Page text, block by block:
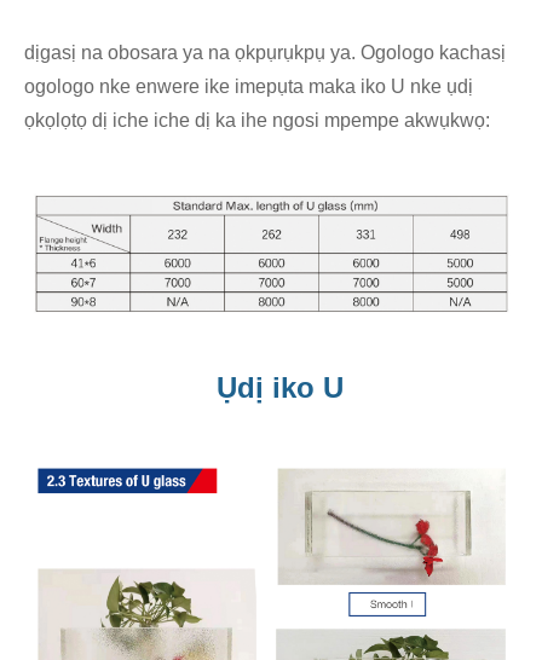
dịgasị na obosara ya na ọkpụrụkpụ ya. Ogologo kachasị
ogologo nke enwere ike imepụta maka iko U nke ụdị
ọkọlọtọ dị iche iche dị ka ihe ngosi mpempe akwụkwọ:
Ụdị iko U